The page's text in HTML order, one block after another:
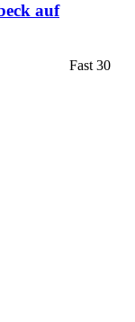
auf
Fast 30